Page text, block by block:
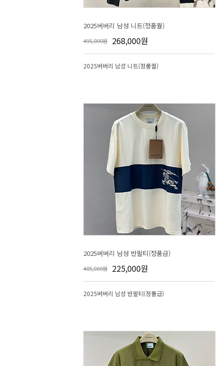
2025버버리 남성 니트(정품퀄)
495,000원 268,000원
2025버버리 남성 니트(정품퀄)
2025버버리 남성 반팔티(정품급)
485,000원 225,000원
2025버버리 남성 반팔티(정품급)